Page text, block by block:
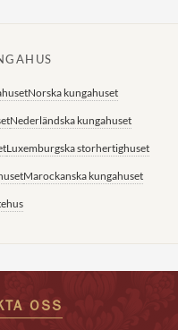
Norska kungahuset
Nederländska kungahuset
Luxemburgska storhertighuset
Marockanska kungahuset
OSS